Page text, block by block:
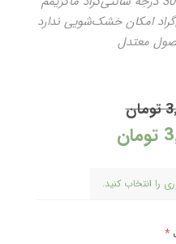
سانتی‌گراد امکان خشک‌شویی ندارد
معتدل
را انتخاب کنید.
*